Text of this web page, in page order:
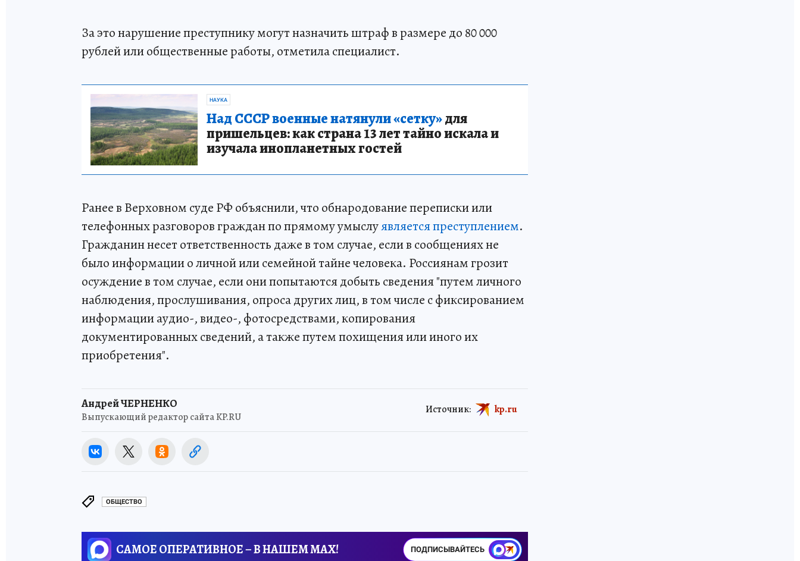
За это нарушение преступнику могут назначить штраф в размере до 80 000
рублей или общественные работы, отметила специалист.
НАУКА
Над СССР военные натянули «сетку»для
пришельцев: как страна 13 лет тайно искала и
изучала инопланетных гостей
Ранее в Верховном суде РФ объяснили, что обнародование переписки или
телефонных разговоров граждан по прямому умыслуявляется преступлением.
Гражданин несет ответственность даже в том случае, если в сообщениях не
было информации о личной или семейной тайне человека. Россиянам грозит
осуждение в том случае, если они попытаются добыть сведения "путем личного
наблюдения, прослушивания, опроса других лиц, в том числе с фиксированием
информации аудио-, видео-, фотосредствами, копирования
документированных сведений, а также путем похищения или иного их
приобретения".
Андрей ЧЕРНЕНКО
Выпускающий редактор сайта KP.RU
Источник: kp.ru
ОБЩЕСТВО
САМОЕ ОПЕРАТИВНОЕ – В НАШЕМ MAX! ПОДПИСЫВАЙТЕСЬ